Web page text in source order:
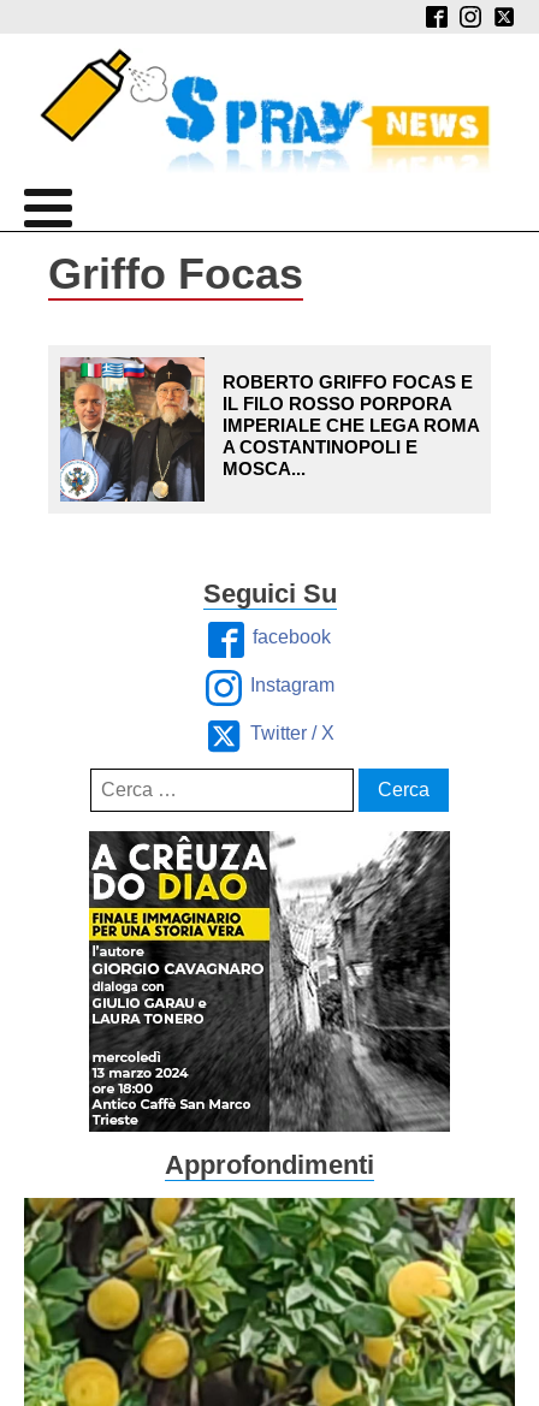
Griffo Focas
ROBERTO GRIFFO FOCAS E
IL FILO ROSSO PORPORA
IMPERIALE CHE LEGA ROMA
A COSTANTINOPOLI E
MOSCA...
Seguici Su
facebook
Instagram
Twitter / X
Ricerca
per:
Approfondimenti